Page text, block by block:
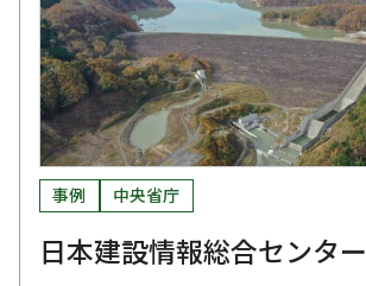
事例 中央省庁
日本建設情報総合センター